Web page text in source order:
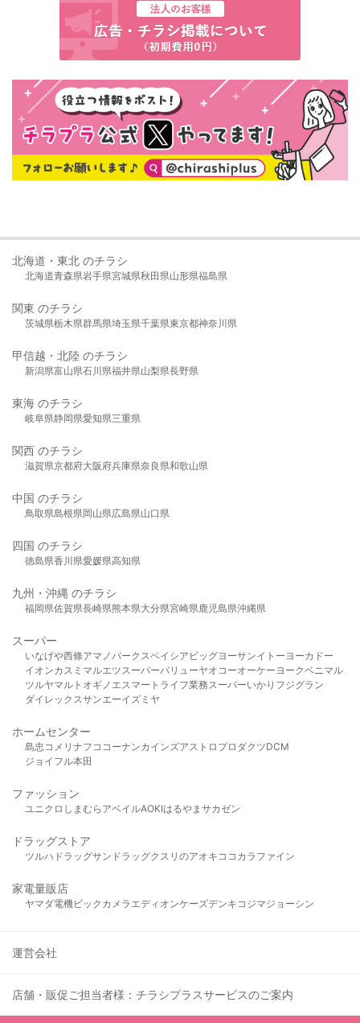
北海道・東北 のチラシ
北海道青森県岩手県宮城県秋田県山形県福島県
関東 のチラシ
茨城県栃木県群馬県埼玉県千葉県東京都神奈川県
甲信越・北陸 のチラシ
新潟県富山県石川県福井県山梨県長野県
東海 のチラシ
岐阜県静岡県愛知県三重県
関西 のチラシ
滋賀県京都府大阪府兵庫県奈良県和歌山県
中国 のチラシ
鳥取県島根県岡山県広島県山口県
四国 のチラシ
徳島県香川県愛媛県高知県
九州・沖縄 のチラシ
福岡県佐賀県長崎県熊本県大分県宮崎県鹿児島県沖縄県
スーパー
いなげや西條アマノパークスベイシア ビッグヨーサンイトーヨーカドー
イオンカスミ マルエツスーパーバリューヤオコーオーケー ヨークベニマル
ツルヤマルト オギノ エスマート ライフ業務スーパーいかり フジグラン
ダイレックスサンエーイズミヤ
ホームセンター
島忠 コメリ ナフコ コーナンカインズアストロプロダクツDCM
ジョイフル本田
ファッション
ユニクロ しまむら アベイルAOKIはるやま サカゼン
ドラッグストア
ツルハドラッグサンドラッグクスリのアオキ ココカラファイン
家電量販店
ヤマダ電機ビックカメラ エディオンケーズデンキ コジマジョーシン
運営会社
店舗・販促ご担当者様：チラシプラスサービスのご案内